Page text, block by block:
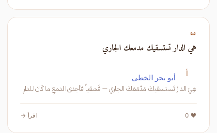
📜
هي الدار تستسقيك مدمعك الجاري
أ أبو بحر الخطي
هِيَ الدارُ تَستسقيكَ مَدْمَعَكَ الجاري — فَسَقياً فأجدى الدمعِ ما كَانَ للدارِ
❤️ 0 اقرأ →